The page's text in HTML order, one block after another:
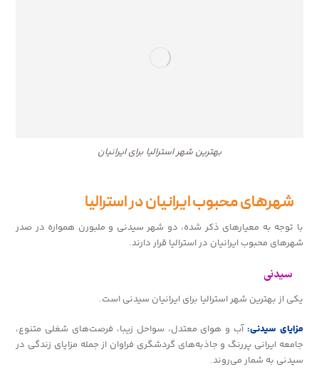
بهترین شهر استرالیا برای ایرانیان
شهرهای محبوب ایرانیان در استرالیا
با توجه به معیارهای ذکر شده، دو شهر سیدنی و ملبورن همواره در صدر
شهرهای محبوب ایرانیان در استرالیا قرار دارند.
سیدنی
یکی از بهترین شهر استرالیا برای ایرانیان سیدنی است.
مزایای سیدنی: آب و هوای معتدل، سواحل زیبا، فرصت‌های شغلی متنوع،
جامعه ایرانی پررنگ و جاذبه‌های گردشگری فراوان از جمله مزایای زندگی در
سیدنی به شمار می‌روند.